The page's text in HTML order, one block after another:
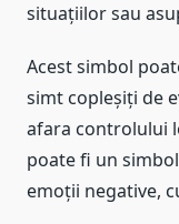
situațiilor sau
Acest simbol
simt copleșiți de
afara controlului
poate fi un
emoții negative,